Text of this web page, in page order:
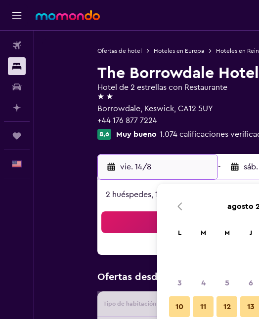
Ofertas de hotel Hoteles en Europa Hoteles en
The Borrowdale Hotel
Hotel de 2 estrellas con Restaurante
2 estrellas
Borrowdale, Keswick, CA12 5UY
+44 176 877 7224
8,6 Muy bueno 1.074 calificaciones
vie. 14/8 -
2 huéspedes, 1 habitación
Ofertas desde Oferta más
Tipo de habitación Proveedor Total
agosto
L M M J
3 4 5 6
10 11 12 13